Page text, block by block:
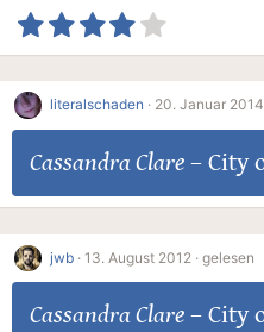
literalschaden · 20. Januar 2014
Cassandra Clare– City
jwb · 13. August 2012 · gelesen
Cassandra Clare– City